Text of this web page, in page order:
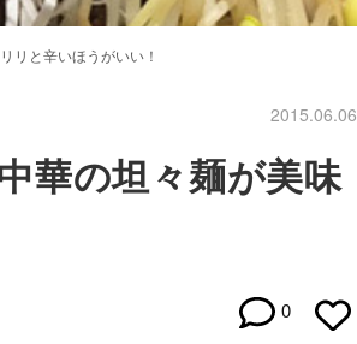
リと辛いほうがいい！
2015.06.06
華の坦々麺が美味
0